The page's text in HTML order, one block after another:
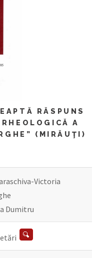
RĂSPUNS
A
(MIRĂUŢI)
Victoria
Dumitru